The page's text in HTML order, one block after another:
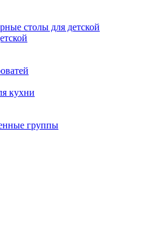
столы для детской
кухни
группы